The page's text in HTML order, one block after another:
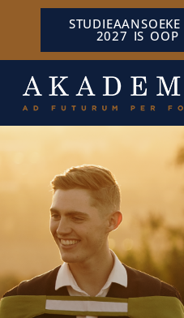
2027 IS OOP